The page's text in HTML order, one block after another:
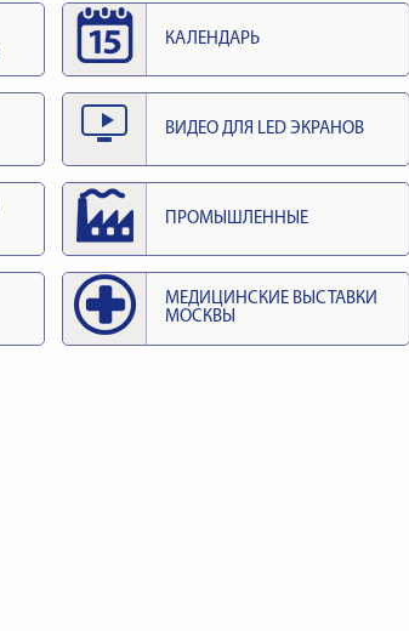
КАЛЕНДАРЬ
ВИДЕО ДЛЯ LED ЭКРАНОВ
ПРОМЫШЛЕННЫЕ
МЕДИЦИНСКИЕ ВЫСТАВКИ
МОСКВЫ